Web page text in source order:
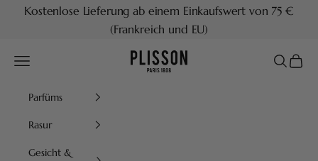
Zum Inhalt springen
Kostenlose Lieferung ab einem Einkaufswert von 75 €
(Frankreich und EU)
Plisson 1808
Menü Suchen
Parfüms
Rasur
Gesicht &